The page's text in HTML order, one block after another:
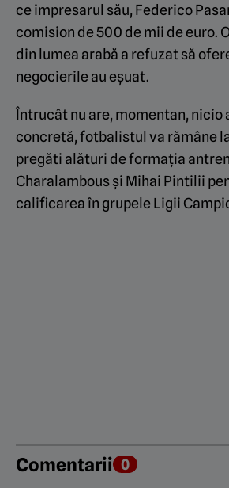
ce impresarul său, Federico
comision de 500 de mii de euro.
din lumea arabă a refuzat să
negocierile au eșuat.
Întrucât nu are, momentan, nicio
concretă, fotbalistul va rămâne la
pregăti alături de formația
Charalambous și Mihai Pintilii
calificarea în grupele Ligii
Comentarii 0